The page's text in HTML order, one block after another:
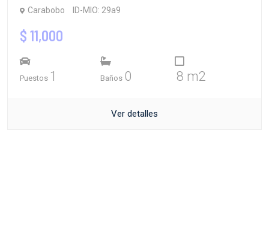
Carabobo ID-MIO: 29a9
$ 11,000
Puestos 1 Baños 0 8 m2
Ver detalles